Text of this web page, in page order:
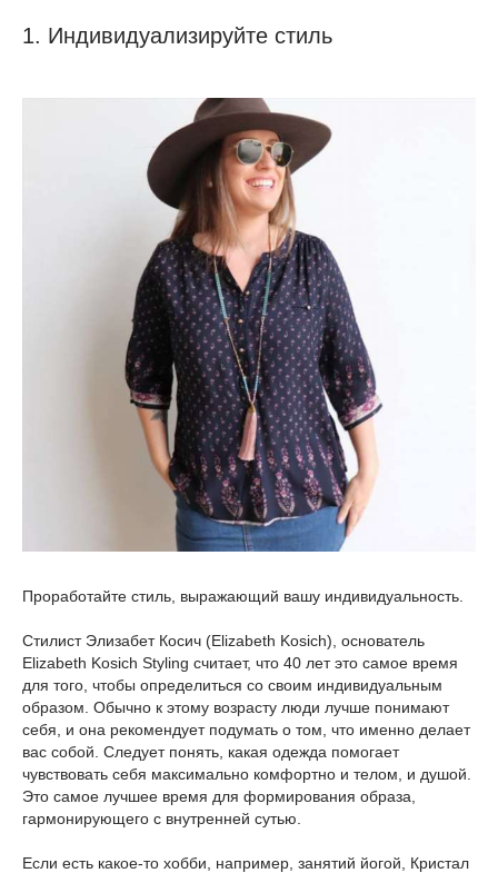
1. Индивидуализируйте стиль
Проработайте стиль, выражающий вашу индивидуальность.
Стилист Элизабет Косич (Elizabeth Kosich), основатель
Elizabeth Kosich Styling считает, что 40 лет это самое время
для того, чтобы определиться со своим индивидуальным
образом. Обычно к этому возрасту люди лучше понимают
себя, и она рекомендует подумать о том, что именно делает
вас собой. Следует понять, какая одежда помогает
чувствовать себя максимально комфортно и телом, и душой.
Это самое лучшее время для формирования образа,
гармонирующего с внутренней сутью.
Если есть какое-то хобби, например, занятий йогой, Кристал